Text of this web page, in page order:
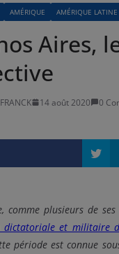
AMÉRIQUE AMÉRIQUE LATINE
Aires,
14 août 2020 0
comme plusieurs de
dictatoriale et militaire
période est connue